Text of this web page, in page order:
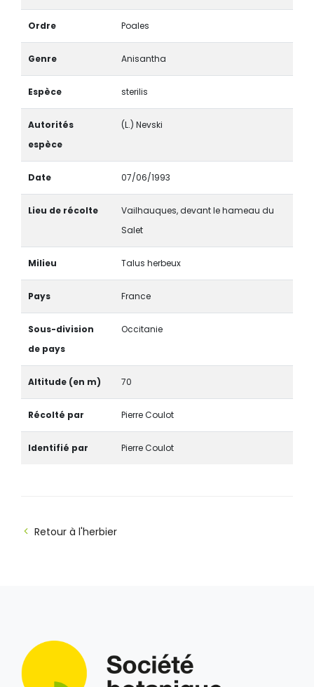
Ordre Poales
Genre Anisantha
Espèce sterilis
Autorités
espèce
(L.) Nevski
Date 07/06/1993
Lieu de récolte
Vailhauques, devant le hameau du
Salet
Milieu Talus herbeux
Pays France
Sous-division
de pays
Occitanie
Altitude (en m) 70
Récolté par Pierre Coulot
Identifié par Pierre Coulot
Retour à l'herbier